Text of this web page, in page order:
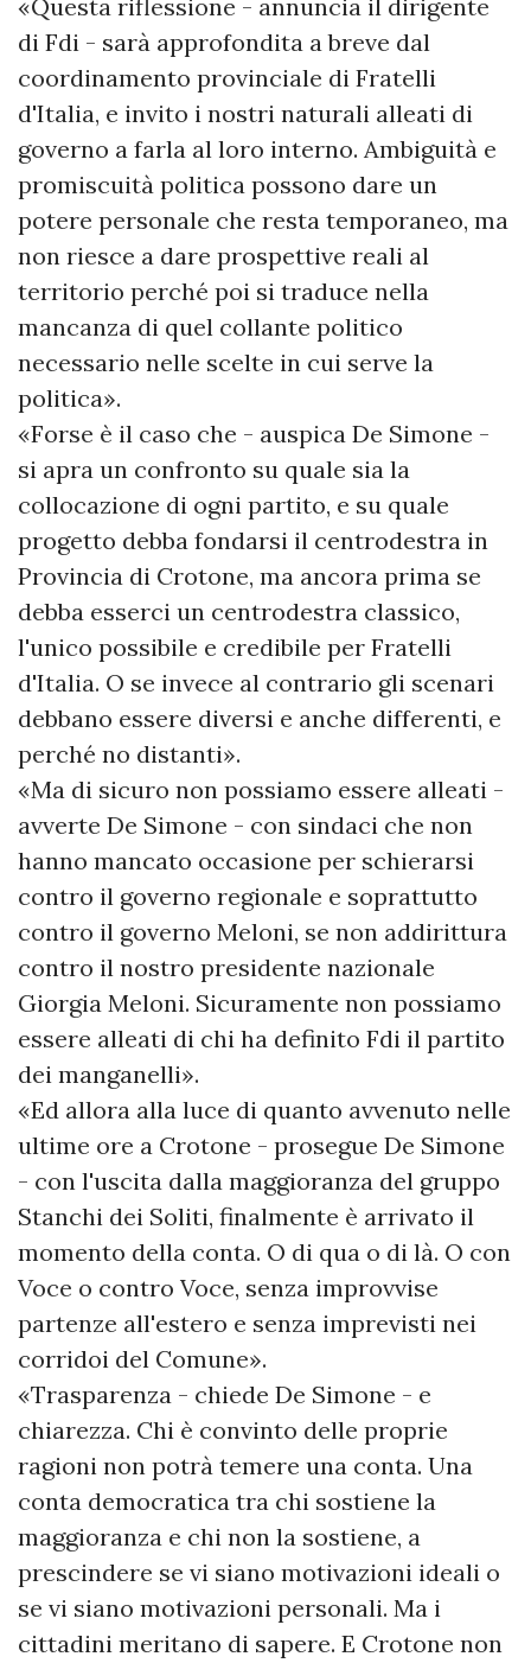
«Questa riflessione - annuncia il dirigente
di Fdi - sarà approfondita a breve dal
coordinamento provinciale di Fratelli
d'Italia, e invito i nostri naturali alleati di
governo a farla al loro interno. Ambiguità e
promiscuità politica possono dare un
potere personale che resta temporaneo, ma
non riesce a dare prospettive reali al
territorio perché poi si traduce nella
mancanza di quel collante politico
necessario nelle scelte in cui serve la
politica».
«Forse è il caso che - auspica De Simone -
si apra un confronto su quale sia la
collocazione di ogni partito, e su quale
progetto debba fondarsi il centrodestra in
Provincia di Crotone, ma ancora prima se
debba esserci un centrodestra classico,
l'unico possibile e credibile per Fratelli
d'Italia. O se invece al contrario gli scenari
debbano essere diversi e anche differenti, e
perché no distanti».
«Ma di sicuro non possiamo essere alleati -
avverte De Simone - con sindaci che non
hanno mancato occasione per schierarsi
contro il governo regionale e soprattutto
contro il governo Meloni, se non addirittura
contro il nostro presidente nazionale
Giorgia Meloni. Sicuramente non possiamo
essere alleati di chi ha definito Fdi il partito
dei manganelli».
«Ed allora alla luce di quanto avvenuto nelle
ultime ore a Crotone - prosegue De Simone
- con l'uscita dalla maggioranza del gruppo
Stanchi dei Soliti, finalmente è arrivato il
momento della conta. O di qua o di là. O con
Voce o contro Voce, senza improvvise
partenze all'estero e senza imprevisti nei
corridoi del Comune».
«Trasparenza - chiede De Simone - e
chiarezza. Chi è convinto delle proprie
ragioni non potrà temere una conta. Una
conta democratica tra chi sostiene la
maggioranza e chi non la sostiene, a
prescindere se vi siano motivazioni ideali o
se vi siano motivazioni personali. Ma i
cittadini meritano di sapere. E Crotone non